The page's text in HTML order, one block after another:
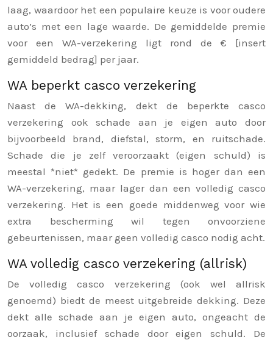
laag, waardoor het een populaire keuze is voor oudere
auto’s met een lage waarde. De gemiddelde premie
voor een WA-verzekering ligt rond de € [insert
gemiddeld bedrag] per jaar.
WA beperkt casco verzekering
Naast de WA-dekking, dekt de beperkte casco
verzekering ook schade aan je eigen auto door
bijvoorbeeld brand, diefstal, storm, en ruitschade.
Schade die je zelf veroorzaakt (eigen schuld) is
meestal *niet* gedekt. De premie is hoger dan een
WA-verzekering, maar lager dan een volledig casco
verzekering. Het is een goede middenweg voor wie
extra bescherming wil tegen onvoorziene
gebeurtenissen, maar geen volledig casco nodig acht.
WA volledig casco verzekering (allrisk)
De volledig casco verzekering (ook wel allrisk
genoemd) biedt de meest uitgebreide dekking. Deze
dekt alle schade aan je eigen auto, ongeacht de
oorzaak, inclusief schade door eigen schuld. De